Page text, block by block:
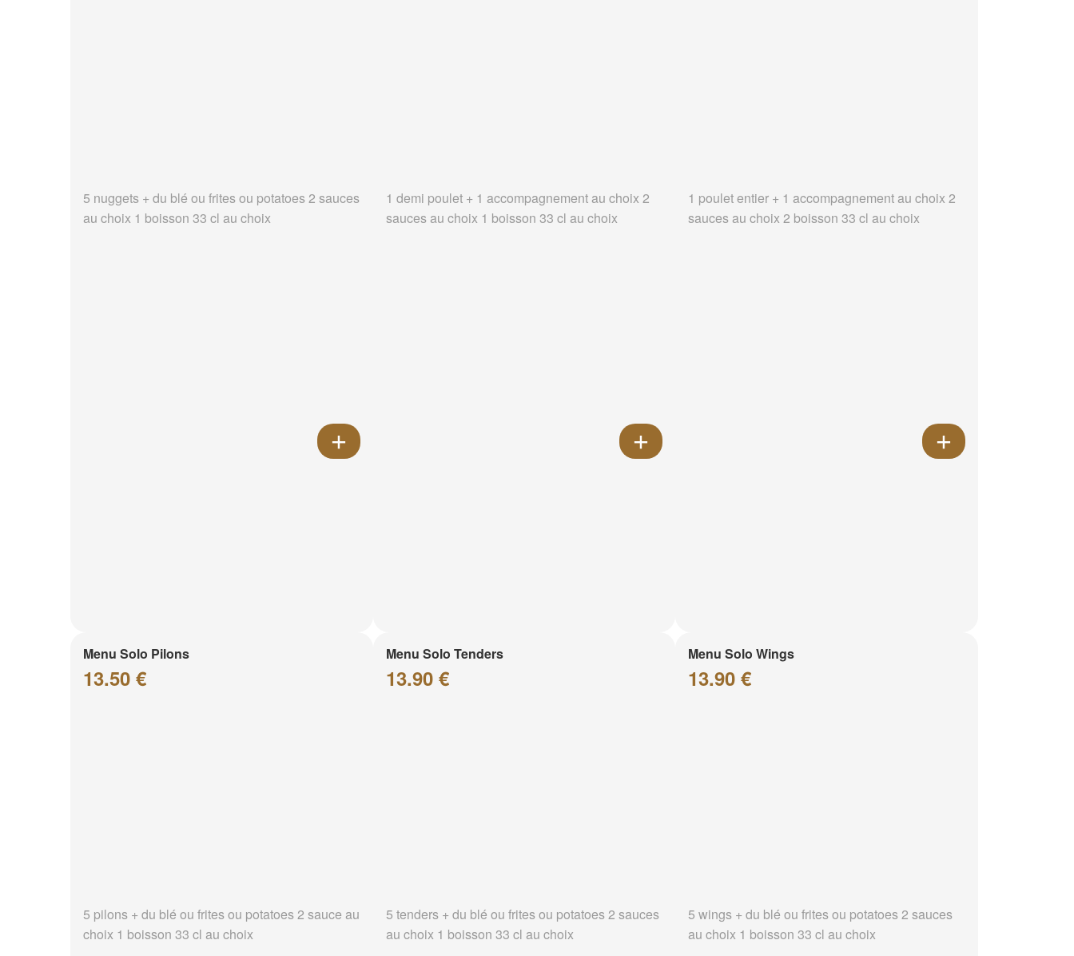
5 nuggets + du blé ou frites ou potatoes 2 sauces
au choix 1 boisson 33 cl au choix
1 demi poulet + 1 accompagnement au choix 2
sauces au choix 1 boisson 33 cl au choix
1 poulet entier + 1 accompagnement au choix 2
sauces au choix 2 boisson 33 cl au choix
Menu Solo Pilons
13.50 €
5 pilons + du blé ou frites ou potatoes 2 sauce au
choix 1 boisson 33 cl au choix
Menu Solo Tenders
13.90 €
5 tenders + du blé ou frites ou potatoes 2 sauces
au choix 1 boisson 33 cl au choix
Menu Solo Wings
13.90 €
5 wings + du blé ou frites ou potatoes 2 sauces
au choix 1 boisson 33 cl au choix